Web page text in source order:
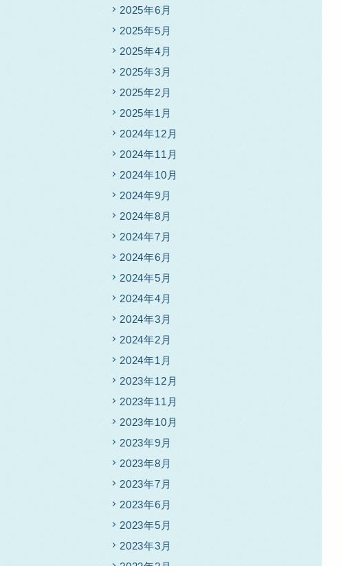
2025年6月
2025年5月
2025年4月
2025年3月
2025年2月
2025年1月
2024年12月
2024年11月
2024年10月
2024年9月
2024年8月
2024年7月
2024年6月
2024年5月
2024年4月
2024年3月
2024年2月
2024年1月
2023年12月
2023年11月
2023年10月
2023年9月
2023年8月
2023年7月
2023年6月
2023年5月
2023年3月